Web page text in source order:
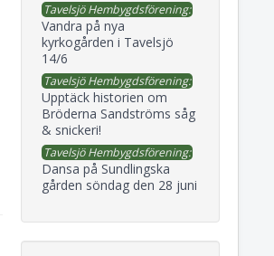
Tavelsjö Hembygdsförening:
Vandra på nya
kyrkogården i Tavelsjö
14/6
Tavelsjö Hembygdsförening:
Upptäck historien om
Bröderna Sandströms såg
& snickeri!
Tavelsjö Hembygdsförening:
Dansa på Sundlingska
gården söndag den 28 juni